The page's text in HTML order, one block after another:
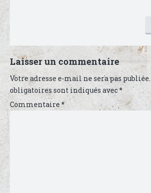
Laisser un commentaire
Votre adresse e-mail ne sera pas publiée.
obligatoires sont indiqués avec*
Commentaire*